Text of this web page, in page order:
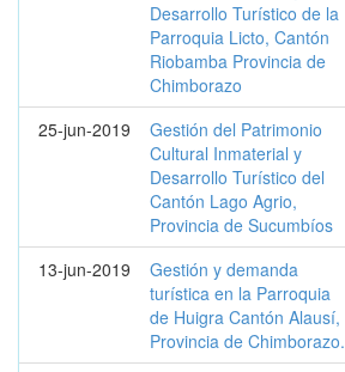
Desarrollo Turístico de la
Parroquia Licto, Cantón
Riobamba Provincia de
Chimborazo
25-jun-2019
Gestión del Patrimonio
Cultural Inmaterial y
Desarrollo Turístico del
Cantón Lago Agrio,
Provincia de Sucumbíos
13-jun-2019
Gestión y demanda
turística en la Parroquia
de Huigra Cantón Alausí,
Provincia de Chimborazo.